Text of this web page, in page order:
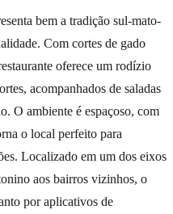
bem a tradição sul-mato-
Com cortes de gado
oferece um rodízio
acompanhados de saladas
O ambiente é espaçoso, com
o local perfeito para
Localizado em um dos eixos
aos bairros vizinhos, o
por aplicativos de